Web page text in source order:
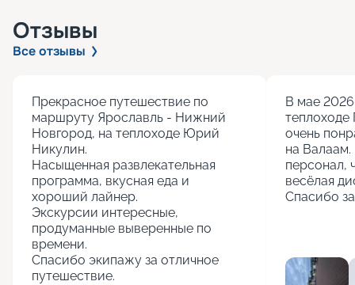
Отзывы
Все отзывы
Прекрасное путешествие по
маршруту Ярославль - Нижний
Новгород, на теплоходе Юрий
Никулин.
Насыщенная развлекательная
программа, вкусная еда и
хороший лайнер.
Экскурсии интересные,
продуманные выверенные по
времени.
Спасибо экипажу за отличное
путешествие.
В мае
теплоходе
очень
на Валаам.
персонал,
весёлая
Спасибо